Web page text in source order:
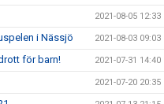
2021-08-05 12:33
i Nässjö 2021-08-03 09:03
för barn! 2021-07-31 14:40
2021-07-20 20:35